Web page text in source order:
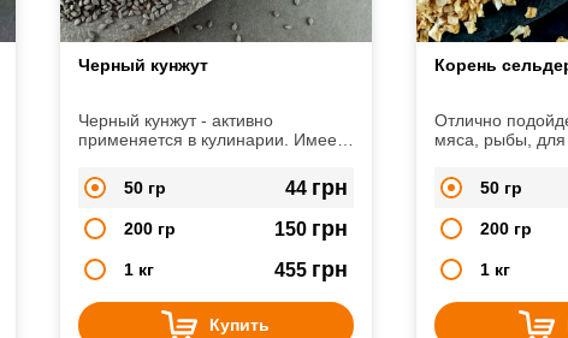
Черный кунжут
Черный кунжут - активно
применяется в кулинарии. Имеет
человеческого организма.
50 гр 44 грн
200 гр 150 грн
1 кг 455 грн
Купить
Корень
Отлично
мяса, рыбы, для
50 гр
200 гр
1 кг